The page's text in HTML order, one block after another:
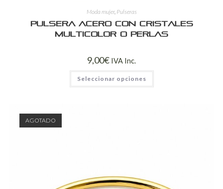
Moda mujer, Pulseras
Pulsera Acero con Cristales
Multicolor o Perlas
9,00€ IVA Inc.
Seleccionar opciones
AGOTADO